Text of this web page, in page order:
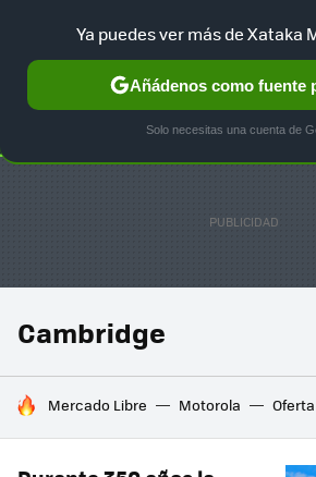
SELECCIÓN GAMING HOME
Cambridge
HOY SE HABLA DE
Mercado Libre Motorola Oferta
Ya puedes ver más de Xataka
Añádenos como fuente
Solo necesitas una cuenta de